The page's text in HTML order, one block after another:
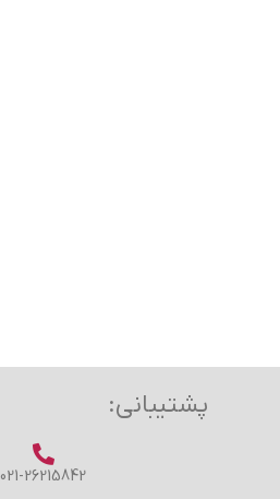
پشتیبانی:
021-26215842